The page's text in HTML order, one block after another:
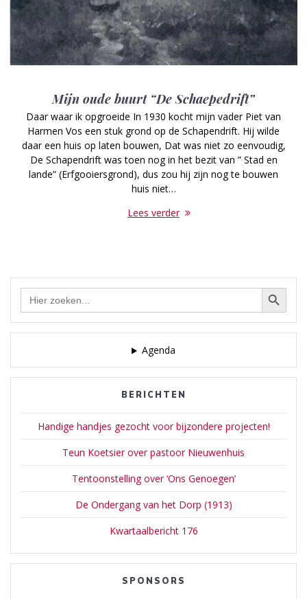
Mijn oude buurt “De Schaepedrift”
Daar waar ik opgroeide In 1930 kocht mijn vader Piet van
Harmen Vos een stuk grond op de Schapendrift. Hij wilde
daar een huis op laten bouwen, Dat was niet zo eenvoudig,
De Schapendrift was toen nog in het bezit van ” Stad en
lande” (Erfgooiersgrond), dus zou hij zijn nog te bouwen
huis niet…
Lees verder
Zoek Zoekknop
Agenda
BERICHTEN
Handige handjes gezocht voor bijzondere projecten!
Teun Koetsier over pastoor Nieuwenhuis
Tentoonstelling over ‘Ons Genoegen’
De Ondergang van het Dorp (1913)
Kwartaalbericht 176
SPONSORS